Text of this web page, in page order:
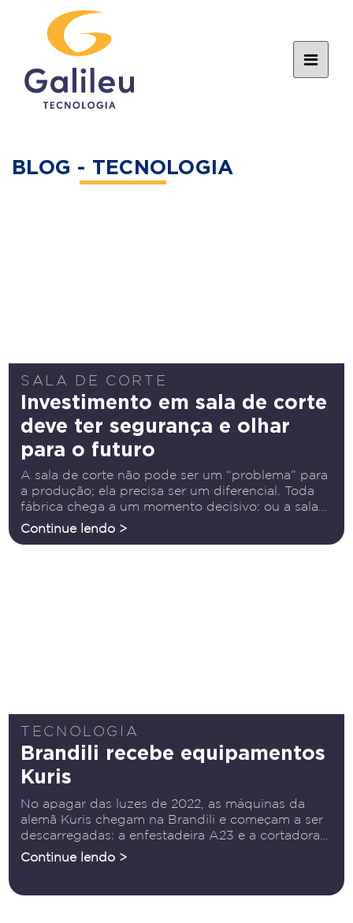
BLOG - TECNOLOGIA
SALA DE CORTE
Investimento em sala de corte
deve ter segurança e olhar
para o futuro
A sala de corte não pode ser um “problema” para
a produção; ela precisa ser um diferencial. Toda
fábrica chega a um momento decisivo: ou a sala
de corte acompanha o crescimento do negócio,
Continue lendo >
TECNOLOGIA
Brandili recebe equipamentos
Kuris
No apagar das luzes de 2022, as máquinas da
alemã Kuris chegam na Brandili e começam a ser
descarregadas: a enfestadeira A23 e a cortadora
automática TC2222. Uma boa forma de iniciar
Continue lendo >